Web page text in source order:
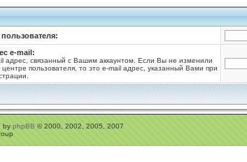
e-mail:
адрес, связанный с Вашим аккаунтом. Если Вы не изменили
центре пользователя, то это e-mail адрес, указанный Вами при
by phpBB © 2000, 2002, 2005, 2007